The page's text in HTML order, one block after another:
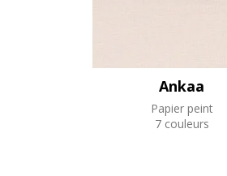
Ankaa
Papier peint
7 couleurs